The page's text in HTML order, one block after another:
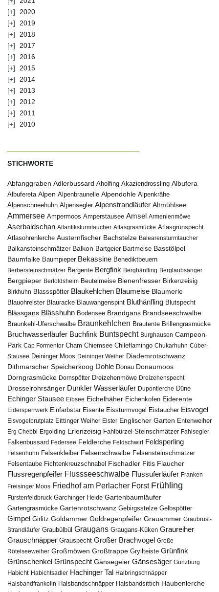
2020
2019
2018
2017
2016
2015
2014
2013
2012
2011
2010
STICHWORTE
Abfanggraben Adlerbussard Aholfing Akaziendrossling Albufera
Albufereta Alpen Alpenbraunelle Alpendohle Alpenkrähe
Alpenschneehuhn Alpensegler Alpenstrandläufer Altmühlsee
Ammersee Ampermoos Amperstausee Amsel Armenienmöwe
Aserbaidschan Atlantiksturmtaucher Atlasgrasmücke Atlasgrünspecht
Atlasohrenlerche Austernfischer Bachstelze Balearensturmtaucher
Balkansteinschmätzer Balkon Bartgeier Bartmeise Basstölpel
Baumfalke Baumpieper Bekassine Benediktbeuern
Berbersteinschmätzer Bergente Bergfink Berghänfling Berglaubsänger
Bergpieper Bertoldsheim Beutelmeise Bienenfresser Birkenzeisig
Birkhuhn Blassspötter Blaukehlchen Blaumeise Blaumerle
Blauohrelster Blauracke Blauwangenspint Bluthänfling Blutspecht
Blässgans Blässhuhn Bodensee Brandgans Brandseeschwalbe
Braunkehl-Uferschwalbe Braunkehlchen Brautente Brillengrasmücke
Bruchwasserläufer Buchfink Buntspecht Burghausen Campeon-
Park Cap Formentor Cham Chiemsee Chileflamingo Chukarhuhn Cúber-
Stausee Deininger Moos Deininger Weiher Diademrotschwanz
Dithmarscher Speicherkoog Dohle Donau Donaumoos
Dorngrasmücke Dornspötter Dreizehenmöwe Dreizehenspecht
Drosselrohrsänger Dunkler Wasserläufer Dupontlerche Düne
Echinger Stausee Eibsee Eichelhäher Eichenkofen Eiderente
Eidersperrwerk Einfarbstar Eisente Eissturmvogel Eistaucher Eisvogel
Eisvogelbrutplatz Eittinger Weiher Elster Englischer Garten Entenweiher
Erg Chebbi Ergolding Erlenzeisig Fahlbürzel-Steinschmätzer Fahlsegler
Falkenbussard Federsee Feldlerche Feldschwirl Feldsperling
Felsenhuhn Felsenkleiber Felsenschwalbe Felsensteinschmätzer
Felsentaube Fichtenkreuzschnabel Fischadler Fitis Flaucher
Flussregenpfeifer Flussseeschwalbe Flussuferläufer Franken
Freisinger Moos Friedhof am Perlacher Forst Frühling
Fürstenfeldbruck Garchinger Heide Gartenbaumläufer
Gartengrasmücke Gartenrotschwanz Gebirgsstelze Gelbspötter
Gimpel Girlitz Goldammer Goldregenpfeifer Grauammer Graubrust-
Strandläufer Graubülbül Graugans Graugans-Küken Graureiher
Grauschnäpper Grauspecht Großer Brachvogel Große
Rötelseeweiher Großmöwen Großtrappe Gryllteiste Grünfink
Grünschenkel Grünspecht Gänsegeier Gänsesäger Günzburg
Habicht Habichtsadler Hachinger Tal Halbringschnäpper
Halsbandfrankolin Halsbandschnäpper Halsbandsittich Haubenlerche